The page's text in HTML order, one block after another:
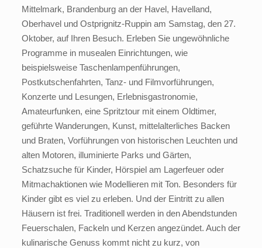
Mittelmark, Brandenburg an der Havel, Havelland,
Oberhavel und Ostprignitz-Ruppin am Samstag, den 27.
Oktober, auf Ihren Besuch. Erleben Sie ungewöhnliche
Programme in musealen Einrichtungen, wie
beispielsweise Taschenlampenführungen,
Postkutschenfahrten, Tanz- und Filmvorführungen,
Konzerte und Lesungen, Erlebnisgastronomie,
Amateurfunken, eine Spritztour mit einem Oldtimer,
geführte Wanderungen, Kunst, mittelalterliches Backen
und Braten, Vorführungen von historischen Leuchten und
alten Motoren, illuminierte Parks und Gärten,
Schatzsuche für Kinder, Hörspiel am Lagerfeuer oder
Mitmachaktionen wie Modellieren mit Ton. Besonders für
Kinder gibt es viel zu erleben. Und der Eintritt zu allen
Häusern ist frei. Traditionell werden in den Abendstunden
Feuerschalen, Fackeln und Kerzen angezündet. Auch der
kulinarische Genuss kommt nicht zu kurz, von